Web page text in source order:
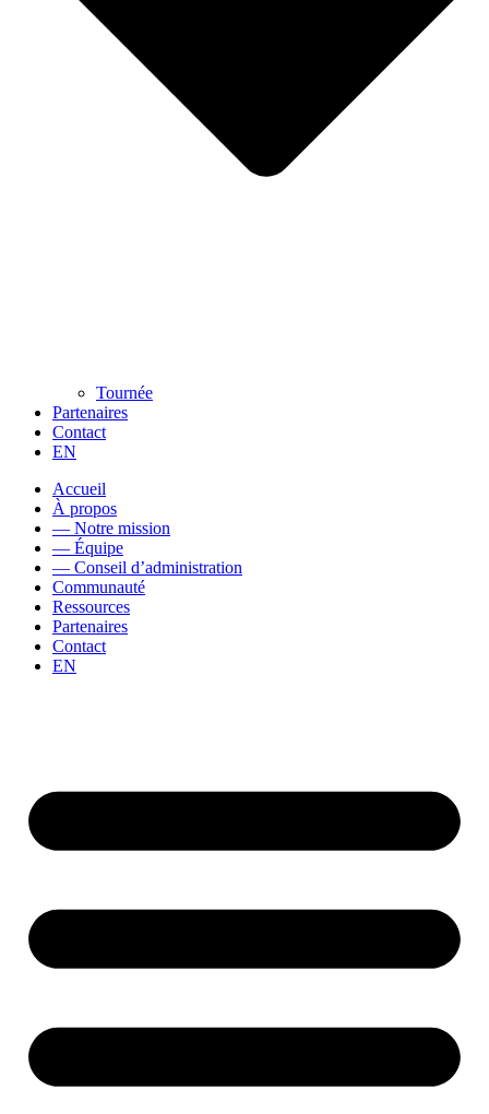
Tournée
Partenaires
Contact
EN
Accueil
À propos
— Notre mission
— Équipe
— Conseil d’administration
Communauté
Ressources
Partenaires
Contact
EN